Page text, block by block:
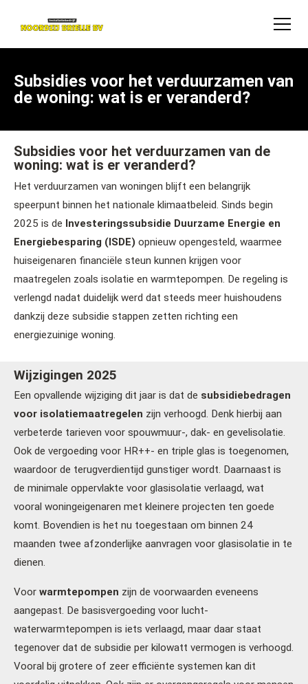
Subsidies voor het verduurzamen van
de woning: wat is er veranderd?
Subsidies voor het verduurzamen van de
woning: wat is er veranderd?
Het verduurzamen van woningen blijft een belangrijk
speerpunt binnen het nationale klimaatbeleid. Sinds begin
2025 is de Investeringssubsidie Duurzame Energie en
Energiebesparing (ISDE) opnieuw opengesteld, waarmee
huiseigenaren financiële steun kunnen krijgen voor
maatregelen zoals isolatie en warmtepompen. De regeling is
verlengd nadat duidelijk werd dat steeds meer huishoudens
dankzij deze subsidie stappen zetten richting een
energiezuinige woning.
Wijzigingen 2025
Een opvallende wijziging dit jaar is dat de subsidiebedragen
voor isolatiemaatregelen zijn verhoogd. Denk hierbij aan
verbeterde tarieven voor spouwmuur-, dak- en gevelisolatie.
Ook de vergoeding voor HR++- en triple glas is toegenomen,
waardoor de terugverdientijd gunstiger wordt. Daarnaast is
de minimale oppervlakte voor glasisolatie verlaagd, wat
vooral woningeigenaren met kleinere projecten ten goede
komt. Bovendien is het nu toegestaan om binnen 24
maanden twee afzonderlijke aanvragen voor glasisolatie in te
dienen.
Voor warmtepompen zijn de voorwaarden eveneens
aangepast. De basisvergoeding voor lucht-
waterwarmtepompen is iets verlaagd, maar daar staat
tegenover dat de subsidie per kilowatt vermogen is verhoogd.
Vooral bij grotere of zeer efficiënte systemen kan dit